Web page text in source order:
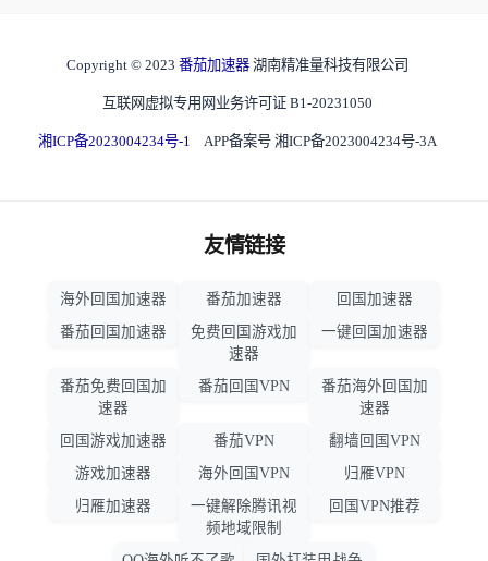
Copyright © 2023 番茄加速器 湖南精准量科技有限公司
互联网虚拟专用网业务许可证 B1-20231050
湘ICP备2023004234号-1 APP备案号 湘ICP备2023004234号-3A
友情链接
海外回国加速器 番茄加速器
回国加速器
番茄回国加速器
免费回国游戏加
速器
一键回国加速器
番茄免费回国加
速器
番茄回国VPN
番茄海外回国加
速器
回国游戏加速器
番茄VPN
翻墙回国VPN
游戏加速器
海外回国VPN
归雁VPN
归雁加速器
一键解除腾讯视
频地域限制
回国VPN推荐